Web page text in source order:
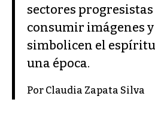
sectores progresistas
consumir imágenes
simbolicen el
una época.
Por Claudia Zapata Silva